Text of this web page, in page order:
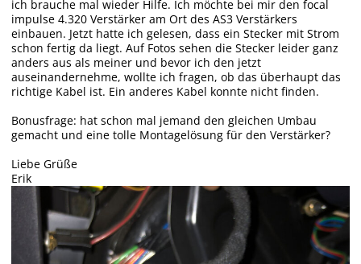
ich brauche mal wieder Hilfe. Ich möchte bei mir den focal
impulse 4.320 Verstärker am Ort des AS3 Verstärkers
einbauen. Jetzt hatte ich gelesen, dass ein Stecker mit Strom
schon fertig da liegt. Auf Fotos sehen die Stecker leider ganz
anders aus als meiner und bevor ich den jetzt
auseinandernehme, wollte ich fragen, ob das überhaupt das
richtige Kabel ist. Ein anderes Kabel konnte nicht finden.
Bonusfrage: hat schon mal jemand den gleichen Umbau
gemacht und eine tolle Montagelösung für den Verstärker?
Liebe Grüße
Erik